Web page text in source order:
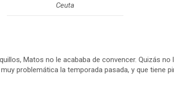
Ceuta
Matos no le acababa de convencer. Quizás
problemática la temporada pasada, y que tiene